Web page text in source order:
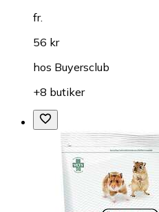
fr.
56 kr
hos Buyersclub
+8 butiker